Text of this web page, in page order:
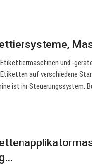
und -
auf verschiedene
ist ihr Steuerungssystem.